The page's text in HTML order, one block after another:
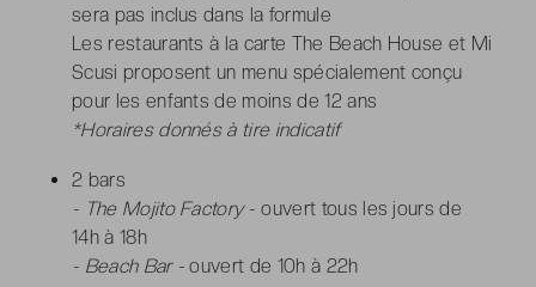
sera pas inclus dans la formule
Les restaurants à la carte The Beach House et Mi
Scusi proposent un menu spécialement conçu
pour les enfants de moins de 12 ans
*Horaires donnés à tire indicatif
2 bars
- The Mojito Factory - ouvert tous les jours de
14h à 18h
- Beach Bar -ouvert de 10h à 22h